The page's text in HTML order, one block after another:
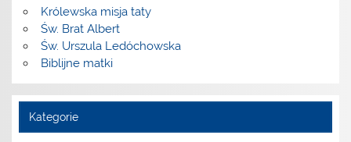
Królewska misja taty
Św. Brat Albert
Św. Urszula Ledóchowska
Biblijne matki
Kategorie